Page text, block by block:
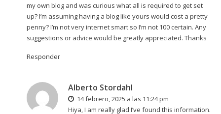
my own blog and was curious what all is required to get set
up? I’m assuming having a blog like yours would cost a pretty
penny? I’m not very internet smart so I’m not 100 certain. Any
suggestions or advice would be greatly appreciated. Thanks
Responder
Alberto Stordahl
14 febrero, 2025 a las 11:24 pm
Hiya, I am really glad I’ve found this information.